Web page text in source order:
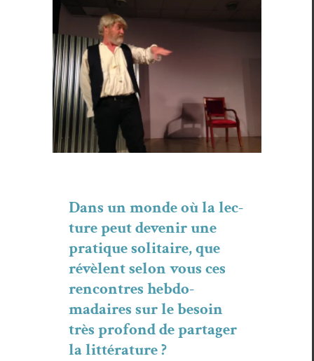
Dans un monde où la lec­
ture peut devenir une
pra­tique soli­taire, que
révè­lent selon vous ces
ren­con­tres heb­do­
madaires sur le besoin
très pro­fond de partager
la littérature ?